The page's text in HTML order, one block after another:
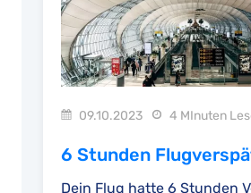
09.10.2023 4 MInuten
6 Stunden
Dein Flug hatte 6 Stunden